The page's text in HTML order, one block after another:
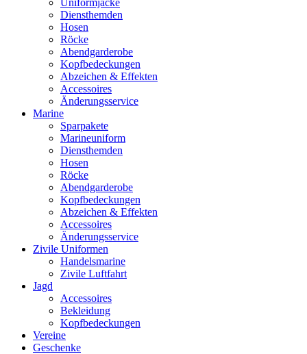
Uniformjacke
Diensthemden
Hosen
Röcke
Abendgarderobe
Kopfbedeckungen
Abzeichen & Effekten
Accessoires
Änderungsservice
Marine
Sparpakete
Marineuniform
Diensthemden
Hosen
Röcke
Abendgarderobe
Kopfbedeckungen
Abzeichen & Effekten
Accessoires
Änderungsservice
Zivile Uniformen
Handelsmarine
Zivile Luftfahrt
Jagd
Accessoires
Bekleidung
Kopfbedeckungen
Vereine
Geschenke